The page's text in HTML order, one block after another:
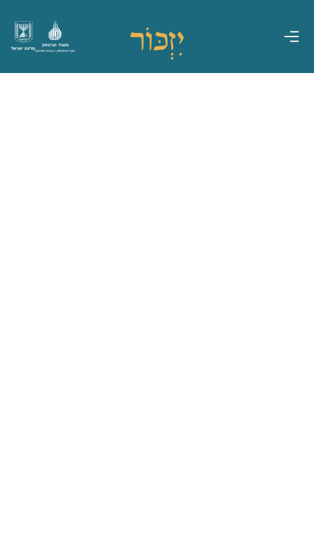
מדינת ישראל
משרד הביטחון
אגף משפחות, הנצחה ומורשת